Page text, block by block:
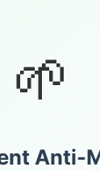
🌱
Anti-